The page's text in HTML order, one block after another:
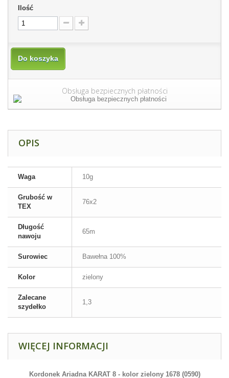
Ilość
Do koszyka
Obsługa bezpiecznych płatności
OPIS
Waga 10g
Grubość w
TEX
76x2
Długość
nawoju
65m
Surowiec Bawełna 100%
Kolor zielony
Zalecane
szydełko
1,3
WIĘCEJ INFORMACJI
Kordonek Ariadna KARAT 8 - kolor zielony 1678 (0590)